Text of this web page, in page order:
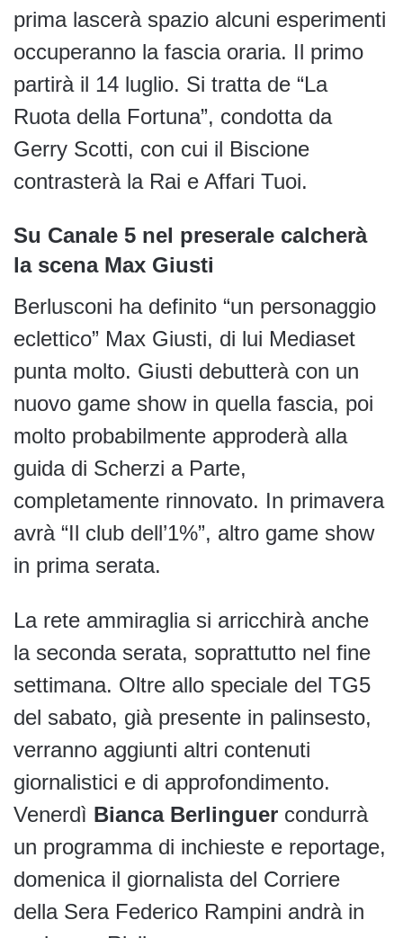
prima lascerà spazio alcuni esperimenti
occuperanno la fascia oraria. Il primo
partirà il 14 luglio. Si tratta de “La
Ruota della Fortuna”, condotta da
Gerry Scotti, con cui il Biscione
contrasterà la Rai e Affari Tuoi.
Su Canale 5 nel preserale calcherà
la scena Max Giusti
Berlusconi ha definito “un personaggio
eclettico” Max Giusti, di lui Mediaset
punta molto. Giusti debutterà con un
nuovo game show in quella fascia, poi
molto probabilmente approderà alla
guida di Scherzi a Parte,
completamente rinnovato. In primavera
avrà “Il club dell’1%”, altro game show
in prima serata.
La rete ammiraglia si arricchirà anche
la seconda serata, soprattutto nel fine
settimana. Oltre allo speciale del TG5
del sabato, già presente in palinsesto,
verranno aggiunti altri contenuti
giornalistici e di approfondimento.
Venerdì Bianca Berlinguer condurrà
un programma di inchieste e reportage,
domenica il giornalista del Corriere
della Sera Federico Rampini andrà in